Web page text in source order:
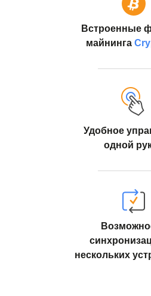
Встроенные
майнинга
Удобное
одной
нескольких